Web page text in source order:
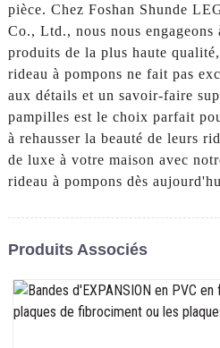
pièce. Chez Foshan Shunde
Co., Ltd., nous nous
produits de la plus haute
rideau à pompons ne fait pas
aux détails et un savoir-faire
pampilles est le choix parfait
à rehausser la beauté de leurs
de luxe à votre maison avec
rideau à pompons dès
Produits Associés